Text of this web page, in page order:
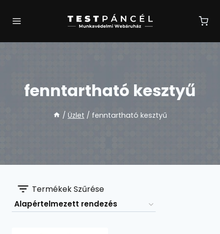
fenntartható kesztyű
/ Üzlet / fenntartható kesztyű
Termékek Szűrése